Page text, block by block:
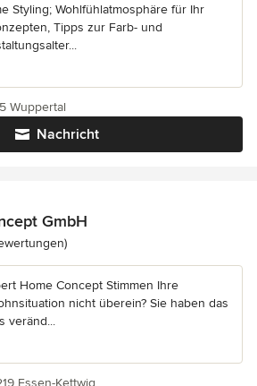
Styling; Wohlfühlatmosphäre für Ihr
Tipps zur Farb- und
Nachricht
Wuppertal
GmbH
5 von 5 Sternen
Home Concept Stimmen Ihre
nicht überein? Sie haben das
veränd...